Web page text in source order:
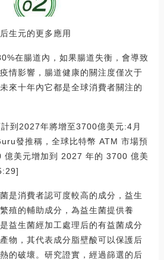
生元的更多應用
在腸道內，如果腸道失衡，會導致
情影響，腸道健康的關注度僅次于
來十年內它都是全球消費者關注的
到2027年將增至3700億美元:4月
發推稱，全球比特幣 ATM 市場預
美元增加到 2027 年的 3700 億美
是消費者認可度較高的成分，益生
殖的輔助成分，為益生菌提供養
益生菌經加工處理后的有益菌成分
物，其代表成分脂壁酸可以保護后
的破壞。研究證實，經過篩選的后